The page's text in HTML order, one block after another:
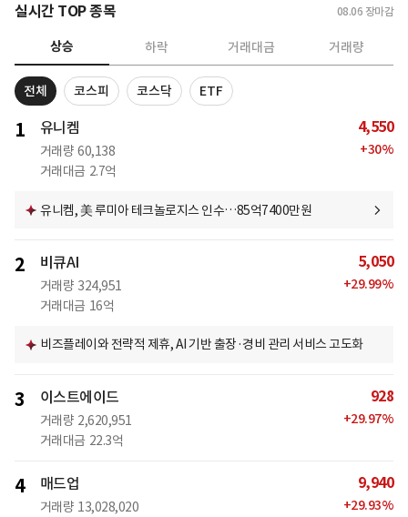
실시간 TOP 종목 08.06 장마감
상승 하락 거래대금 거래량
전체 코스피 코스닥 ETF
1 유니켐
거래량 60,138
거래대금 2.7억
4,550
+30%
유니켐, 美 루미아 테크놀로지스 인수…85억7400만원
2 비큐AI
거래량 324,951
거래대금 16억
5,050
+29.99%
비즈플레이와 전략적 제휴, AI 기반 출장·경비 관리 서비스 고도화
3 이스트에이드
거래량 2,620,951
거래대금 22.3억
928
+29.97%
4 매드업
거래량 13,028,020
9,940
+29.93%